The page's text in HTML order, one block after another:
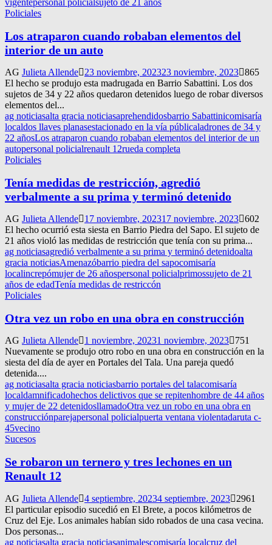
vigentepersonal policial sujeto de 21 años
Policiales
Los atraparon cuando robaban elementos del
interior de un auto
AG Julieta Allende 23 noviembre, 202323 noviembre, 2023 865
El hecho se produjo esta madrugada en Barrio Sabattini. Los dos
sujetos de 34 y 22 años quedaron detenidos luego de robar diversos
elementos del...
ag noticiasalta gracia noticiasaprehendidosbarrio Sabattinicomisaría
localdos llaves planasestacionado en la vía públicaladrones de 34 y
22 añosLos atraparon cuando robaban elementos del interior de un
autopersonal policialrenault 12rueda completa
Policiales
Tenía medidas de restricción, agredió
verbalmente a su prima y terminó detenido
AG Julieta Allende 17 noviembre, 202317 noviembre, 2023 602
El hecho ocurrió esta siesta en Barrio Piedra del Sapo. El sujeto de
21 años violó las medidas de restricción que tenía con su prima...
ag noticiasagredió verbalmente a su prima y terminó detenidoalta
gracia noticiasAmenazóbarrio piedra del sapocomisaría
localincrepómujer de 26 añospersonal policialprimossujeto de 21
años de edadTenía medidas de restriccón
Policiales
Otra vez un robo en una obra en construcción
AG Julieta Allende 1 noviembre, 20231 noviembre, 2023
751
Nuevamente se produjo otro robo en una obra en construcción en la
siesta del día de ayer en Portales del Tala. Una pareja quedó
detenida....
ag noticiasalta gracia noticiasbarrio portales del talacomisaría
localdamnificadohechos delictivos que se repitenhombre de 44 años
y mujer de 22 detenidosllamadoOtra vez un robo en una obra en
construcciónparejapersonal policialpuerta ventana violentadaruta c-
45vecino
Sucesos
Se robaron un ternero y tres lechones en un
Renault 12
AG Julieta Allende 4 septiembre, 20234 septiembre, 2023
2961
El particular episodio sucedió en El Brete, a pocos kilómetros de
Cruz del Eje. Los animales habían sido robados de una casa vecina.
Dos personas...
ag noticiasalta gracia noticiasanimalescomisaría localcruz del